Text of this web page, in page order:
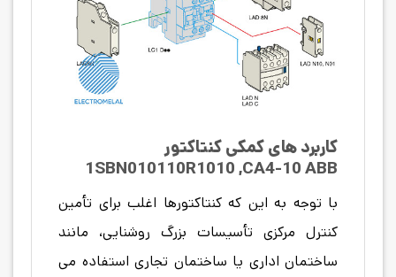
کاربرد های کمکی کنتاکتور
1SBN010110R1010 ,CA4-10 ABB
با توجه به این که کنتاکتور‌ها اغلب برای تأمین
کنترل مرکزی تأسیسات بزرگ روشنایی، مانند
ساختمان اداری یا ساختمان تجاری استفاده می